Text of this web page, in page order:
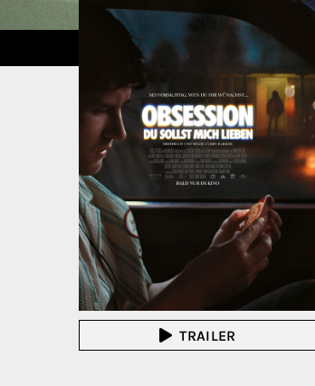
TRAILER